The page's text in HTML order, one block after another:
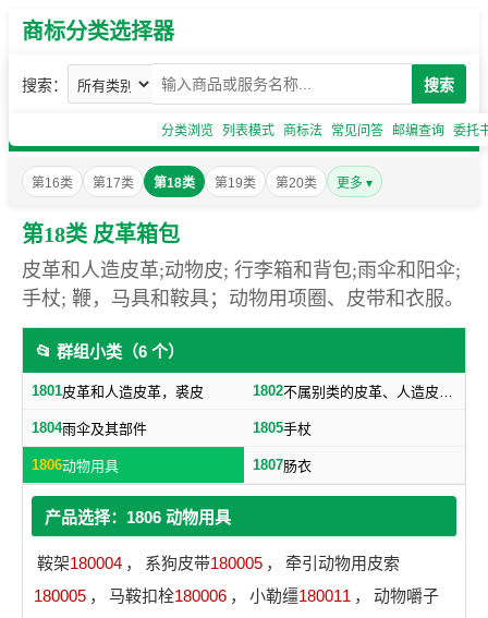
商标分类选择器
搜索： 搜索
分类浏览 列表模式 商标法 常见问答 邮编查询 委托
第16类 第17类 第18类 第19类 第20类 更多 ▾
第18类 皮革箱包
皮革和人造皮革;动物皮; 行李箱和背包;雨伞和阳伞;
手杖; 鞭，马具和鞍具；动物用项圈、皮带和衣服。
📂 群组小类（6 个）
1801皮革和人造皮革，裘皮 1802 不属别类的皮革、人造皮革制品，箱子及旅行袋，日用革制品
1804雨伞及其部件 1805手杖
1806动物用具 1807肠衣
产品选择：1806 动物用具
鞍架180004 ， 系狗皮带180005 ，
牵引动物用皮索
180005 ， 马鞍扣栓180006 ， 小勒缰180011 ，
动物嚼子